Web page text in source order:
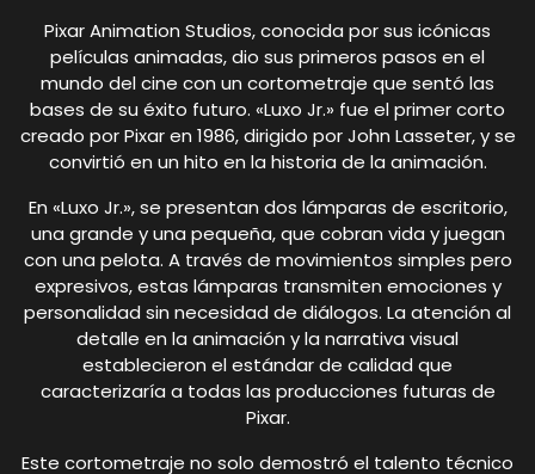
Pixar Animation Studios, conocida por sus icónicas
películas animadas, dio sus primeros pasos en el
mundo del cine con un cortometraje que sentó las
bases de su éxito futuro. «Luxo Jr.» fue el primer corto
creado por Pixar en 1986, dirigido por John Lasseter, y se
convirtió en un hito en la historia de la animación.
En «Luxo Jr.», se presentan dos lámparas de escritorio,
una grande y una pequeña, que cobran vida y juegan
con una pelota. A través de movimientos simples pero
expresivos, estas lámparas transmiten emociones y
personalidad sin necesidad de diálogos. La atención al
detalle en la animación y la narrativa visual
establecieron el estándar de calidad que
caracterizaría a todas las producciones futuras de
Pixar.
Este cortometraje no solo demostró el talento técnico